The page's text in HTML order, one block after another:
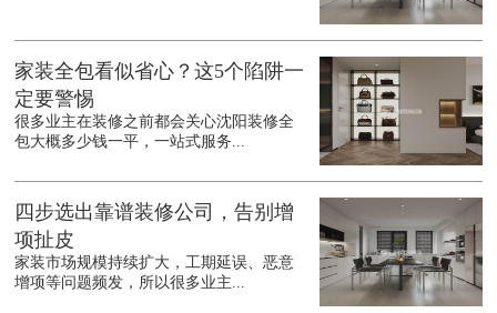
家装全包看似省心？这5个陷阱一
定要警惕
很多业主在装修之前都会关心沈阳装修全
包大概多少钱一平，一站式服务...
四步选出靠谱装修公司，告别增
项扯皮
家装市场规模持续扩大，工期延误、恶意
增项等问题频发，所以很多业主...